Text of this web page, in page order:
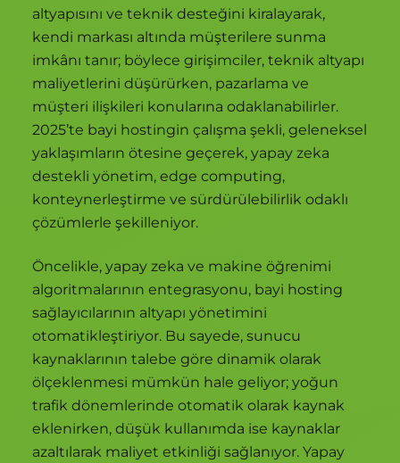
altyapısını ve teknik desteğini kiralayarak,
kendi markası altında müşterilere sunma
imkânı tanır; böylece girişimciler, teknik altyapı
maliyetlerini düşürürken, pazarlama ve
müşteri ilişkileri konularına odaklanabilirler.
2025’te bayi hostingin çalışma şekli, geleneksel
yaklaşımların ötesine geçerek, yapay zeka
destekli yönetim, edge computing,
konteynerleştirme ve sürdürülebilirlik odaklı
çözümlerle şekilleniyor.
Öncelikle, yapay zeka ve makine öğrenimi
algoritmalarının entegrasyonu, bayi hosting
sağlayıcılarının altyapı yönetimini
otomatikleştiriyor. Bu sayede, sunucu
kaynaklarının talebe göre dinamik olarak
ölçeklenmesi mümkün hale geliyor; yoğun
trafik dönemlerinde otomatik olarak kaynak
eklenirken, düşük kullanımda ise kaynaklar
azaltılarak maliyet etkinliği sağlanıyor. Yapay